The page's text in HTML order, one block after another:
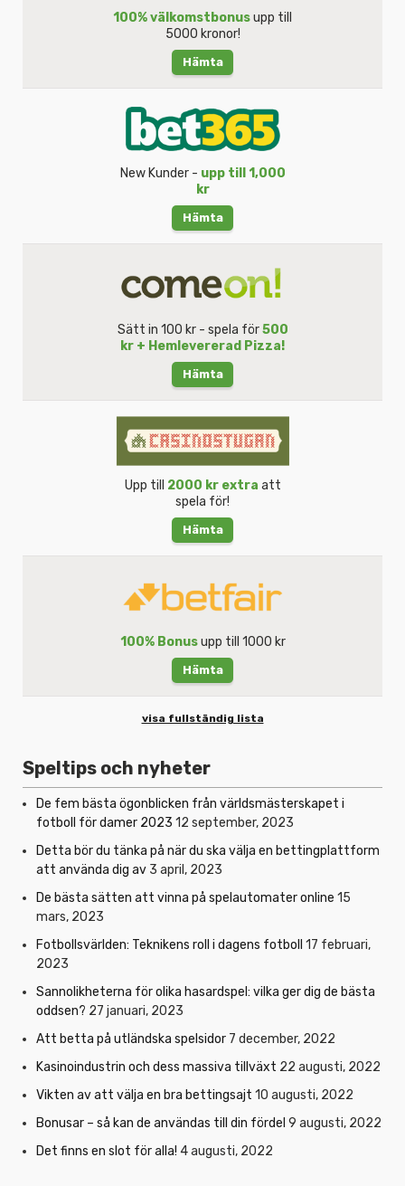
100% välkomstbonusupp till
5000 kronor!
Hämta
New Kunder - upp till 1,000
kr
Hämta
Sätt in 100 kr - spela för500
kr + Hemlevererad Pizza!
Hämta
Upp till 2000 kr extra att
spela för!
Hämta
100% Bonusupp till 1000 kr
Hämta
visa fullständig lista
Speltips och nyheter
De fem bästa ögonblicken från världsmästerskapet i
fotboll för damer 2023 12 september, 2023
Detta bör du tänka på när du ska välja en bettingplattform
att använda dig av 3 april, 2023
De bästa sätten att vinna på spelautomater online 15
mars, 2023
Fotbollsvärlden: Teknikens roll i dagens fotboll 17 februari,
2023
Sannolikheterna för olika hasardspel: vilka ger dig de bästa
oddsen? 27 januari, 2023
Att betta på utländska spelsidor 7 december, 2022
Kasinoindustrin och dess massiva tillväxt 22 augusti, 2022
Vikten av att välja en bra bettingsajt 10 augusti, 2022
Bonusar – så kan de användas till din fördel 9 augusti, 2022
Det finns en slot för alla! 4 augusti, 2022